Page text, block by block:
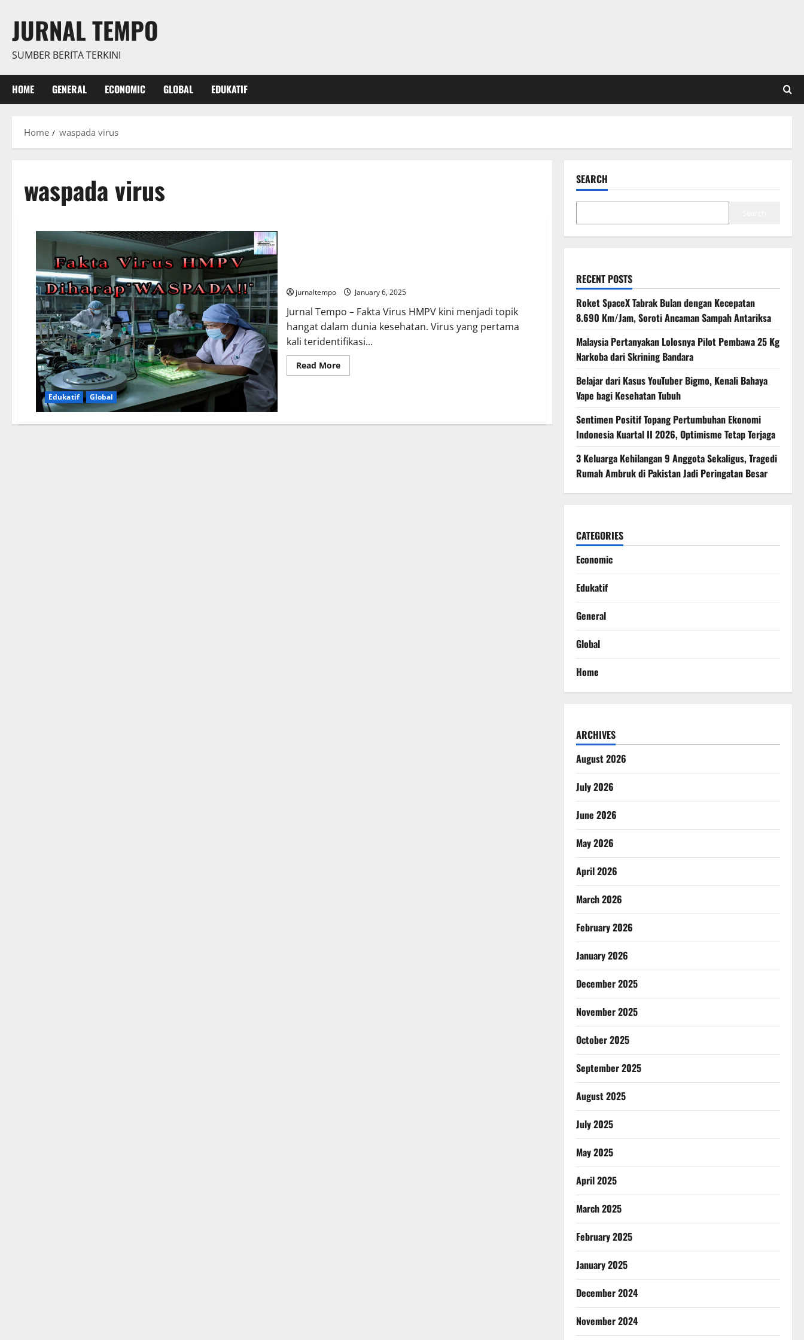
content
JURNAL TEMPO
SUMBER BERITA TERKINI
HOME GENERAL ECONOMIC GLOBAL EDUKATIF
Home waspada virus
waspada virus
Edukatif Global
jurnaltempo January 6, 2025
Jurnal Tempo – Fakta Virus HMPV kini menjadi topik
hangat dalam dunia kesehatan. Virus yang pertama
kali teridentifikasi...
Read MoreRead
more
Tempo
SEARCH
RECENT POSTS
Roket SpaceX Tabrak Bulan dengan Kecepatan
8.690 Km/Jam, Soroti Ancaman Sampah Antariksa
Malaysia Pertanyakan Lolosnya Pilot Pembawa 25 Kg
Narkoba dari Skrining Bandara
Belajar dari Kasus YouTuber Bigmo, Kenali Bahaya
Vape bagi Kesehatan Tubuh
Sentimen Positif Topang Pertumbuhan Ekonomi
Indonesia Kuartal II 2026, Optimisme Tetap Terjaga
3 Keluarga Kehilangan 9 Anggota Sekaligus, Tragedi
Rumah Ambruk di Pakistan Jadi Peringatan Besar
CATEGORIES
Economic
Edukatif
General
Global
Home
ARCHIVES
August 2026
July 2026
June 2026
May 2026
April 2026
March 2026
February 2026
January 2026
December 2025
November 2025
October 2025
September 2025
August 2025
July 2025
May 2025
April 2025
March 2025
February 2025
January 2025
December 2024
November 2024